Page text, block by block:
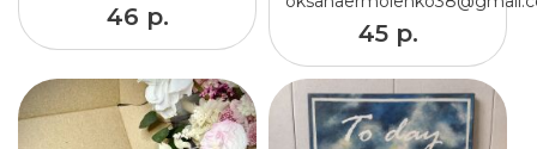
46 р.
45 р.